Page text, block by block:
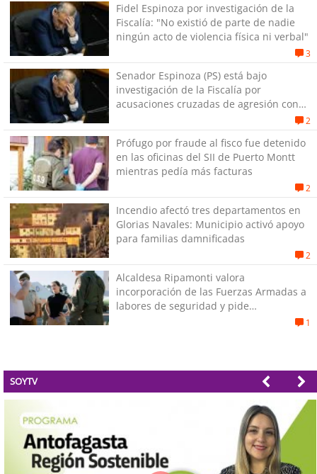
Fidel Espinoza por investigación de la
Fiscalía: "No existió de parte de nadie
ningún acto de violencia física ni verbal"
3
Senador Espinoza (PS) está bajo
investigación de la Fiscalía por
acusaciones cruzadas de agresión con
2
Prófugo por fraude al fisco fue detenido
en las oficinas del SII de Puerto Montt
mientras pedía más facturas
2
Incendio afectó tres departamentos en
Glorias Navales: Municipio activó apoyo
para familias damnificadas
2
Alcaldesa Ripamonti valora
incorporación de las Fuerzas Armadas a
labores de seguridad y pide
1
SOYTV